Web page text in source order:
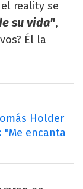
reality se
su vida",
Él la
Holder
"Me encanta